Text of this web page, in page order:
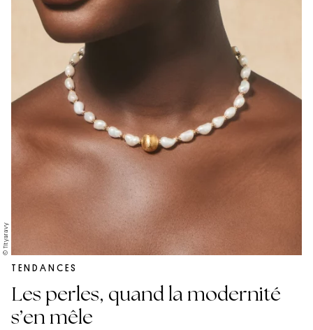
© Tityaravy
TENDANCES
Les perles, quand la modernité
s’en mêle